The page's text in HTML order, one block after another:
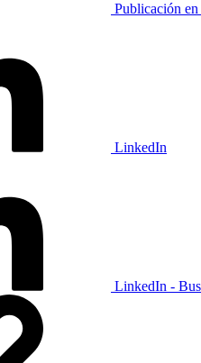
Publicación
LinkedIn
LinkedIn -